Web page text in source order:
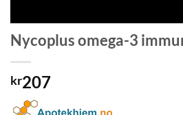
Nycoplus omega-3
kr207